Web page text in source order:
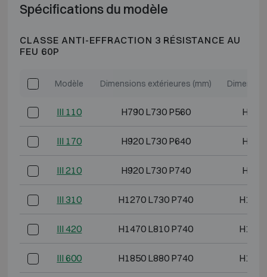
Spécifications du modèle
CLASSE ANTI-EFFRACTION 3 RÉSISTANCE AU
FEU 60P
Modèle Dimensions extérieures (mm)
III 110 H790 L730 P560 H620
III 170 H920 L730 P640 H750
III 210 H920 L730 P740 H750
III 310 H1270 L730 P740
III 420 H1470 L810 P740
III 600 H1850 L880 P740